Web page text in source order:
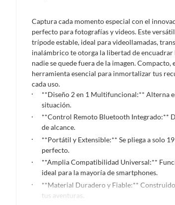
Productos que, por su naturaleza, no puedan
Confeccionados a la medida.
De uso personal.
En sodimac.cl te damos30 días desde que
etiquetas y sin uso, tal como te lo entregamos.
Productos digitales que se entregan a
Productos a pedido o confeccionados a medida.
Productos que han sido informados
remanufacturados o con alguna deficiencia,
Alimentos, bebidas, medicamentos,
Pinturas de un color a solicitud.
Plantas.
De uso personal.
Captura cada momento especial con el
perfecto para fotografías y videos. Este
trípode estable, ideal para videollamadas,
inalámbrico te otorga la libertad de encuadrar
nadie se quede fuera de la imagen.
herramienta esencial para inmortalizar tus
cada uso.
**Diseño 2 en 1 Multifuncional:** Alterna
situación.
**Control Remoto Bluetooth Integrado:**
de alcance.
**Portátil y Extensible:** Se pliega a solo
perfecto.
**Amplia Compatibilidad Universal:**
ideal para la mayoría de smartphones.
**Material Duradero y Fiable:**
tus aventuras.